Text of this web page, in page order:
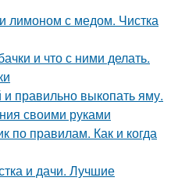
лимоном с медом. Чистка
и что с ними делать.
и правильно выкопать яму.
своими руками
по правилам. Как и когда
и дачи. Лучшие